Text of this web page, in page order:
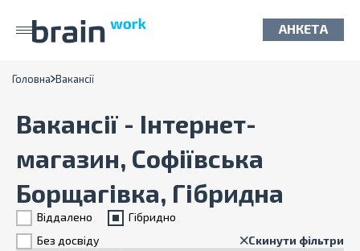
АНКЕТА
Головна Вакансії
Вакансії - Інтернет-
магазин, Софіївська
Борщагівка, Гібридна
Віддалено
Гiбридно
Без досвіду
Скинути фільтри